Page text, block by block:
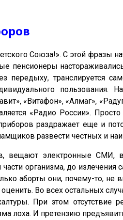
Союза!». С этой фразы
пенсионеры
передыху, транслируется
пользования.
«Витафон», «Алмаг»,
«Радио России».
раздражает еще и
развести честных и
вещают электронные СМИ,
организма, до
аборты они, почему-то,
Во всех остальных
При этом
лоха. И претензию